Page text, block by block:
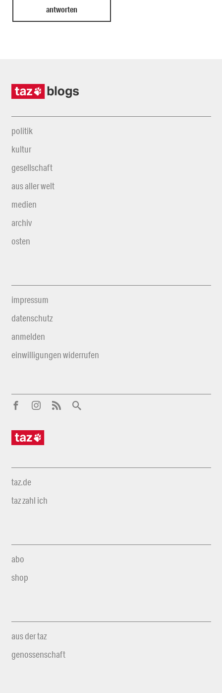
politik
kultur
gesellschaft
aus aller welt
medien
archiv
osten
impressum
datenschutz
anmelden
einwilligungen widerrufen
taz.de
taz zahl ich
abo
shop
aus der taz
genossenschaft